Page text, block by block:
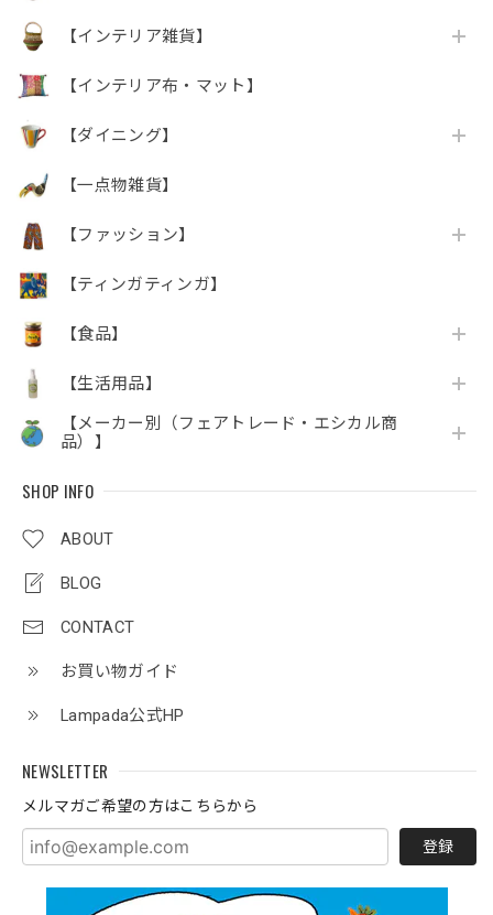
【インテリア雑貨】
【インテリア布・マット】
【ダイニング】
【一点物雑貨】
【ファッション】
【ティンガティンガ】
【食品】
【生活用品】
【メーカー別（フェアトレード・エシカル商
品）】
SHOP INFO
ABOUT
BLOG
CONTACT
お買い物ガイド
Lampada公式HP
NEWSLETTER
メルマガご希望の方はこちらから
登録